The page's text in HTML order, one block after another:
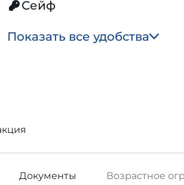
Сейф
Показать все удобства
Возрастное
Документы